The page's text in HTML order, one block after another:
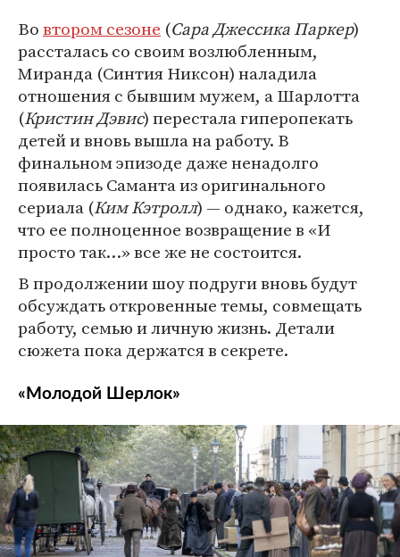
Вовтором сезоне (Сара Джессика Паркер)
рассталась со своим возлюбленным,
Миранда (Синтия Никсон) наладила
отношения с бывшим мужем, а Шарлотта
(Кристин Дэвис) перестала гиперопекать
детей и вновь вышла на работу. В
финальном эпизоде даже ненадолго
появилась Саманта из оригинального
сериала (Ким Кэтролл) — однако, кажется,
что ее полноценное возвращение в «И
просто так…» все же не состоится.
В продолжении шоу подруги вновь будут
обсуждать откровенные темы, совмещать
работу, семью и личную жизнь. Детали
сюжета пока держатся в секрете.
«Молодой Шерлок»